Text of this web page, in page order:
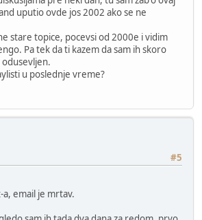
uputio ovde jos 2002 ako se ne
stare topice, pocevsi od 2000e i vidim
Pa tek da ti kazem da sam ih skoro
u poslednje vreme?
#5
a, email je mrtav.